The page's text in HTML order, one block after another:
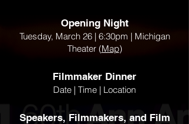
Opening Night
Tuesday, March 26| 6:30pm | Michigan
Theater (Map)
Filmmaker Dinner
Date | Time | Location
Speakers, Filmmakers, and Film